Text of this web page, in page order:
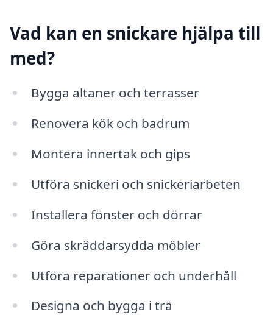
Vad kan en snickare hjälpa till
med?
Bygga altaner och terrasser
Renovera kök och badrum
Montera innertak och gips
Utföra snickeri och snickeriarbeten
Installera fönster och dörrar
Göra skräddarsydda möbler
Utföra reparationer och underhåll
Designa och bygga i trä